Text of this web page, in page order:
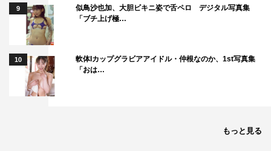
9
似鳥沙也加、大胆ビキニ姿で舌ペロ デジタル写真集
「ブチ上げ極…
10
軟体Iカップグラビアアイドル・仲根なのか、1st写真集
「おは…
もっと見る